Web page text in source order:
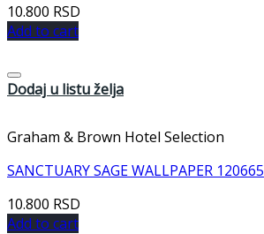
10.800 RSD
Add to cart
Dodaj u listu želja
Graham & Brown Hotel Selection
SANCTUARY SAGE WALLPAPER 120665
10.800 RSD
Add to cart